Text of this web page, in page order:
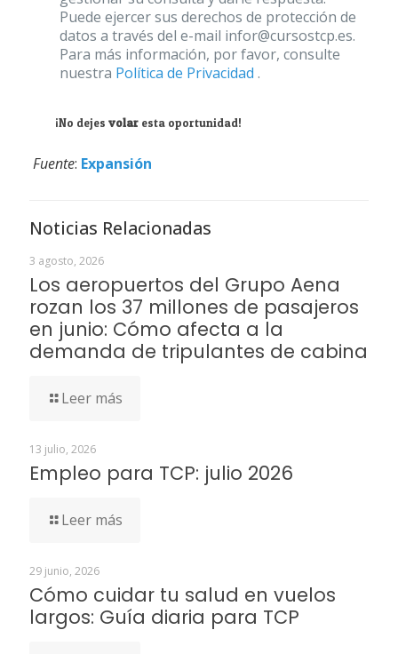
Puede ejercer sus derechos de protección de
datos a través del e-mail infor@cursostcp.es.
Para más información, por favor, consulte
nuestra Política de Privacidad .
¡No dejes volaresta oportunidad!
Fuente: Expansión
Noticias Relacionadas
3 agosto, 2026
Los aeropuertos del Grupo Aena
rozan los 37 millones de pasajeros
en junio: Cómo afecta a la
demanda de tripulantes de cabina
Leer más
13 julio, 2026
Empleo para TCP: julio 2026
Leer más
29 junio, 2026
Cómo cuidar tu salud en vuelos
largos: Guía diaria para TCP